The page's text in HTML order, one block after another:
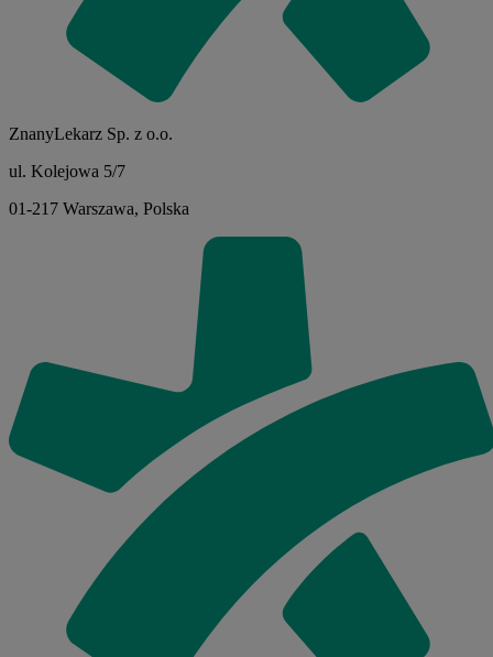
ZnanyLekarz Sp. z o.o.
ul. Kolejowa 5/7
01-217 Warszawa, Polska